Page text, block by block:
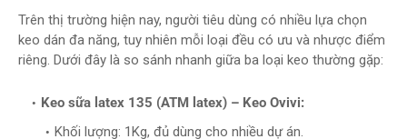
Trên thị trường hiện nay, người tiêu dùng có nhiều lựa chọn
keo dán đa năng, tuy nhiên mỗi loại đều có ưu và nhược điểm
riêng. Dưới đây là so sánh nhanh giữa ba loại keo thường gặp:
Keo sữa latex 135 (ATM latex) – Keo Ovivi:
Khối lượng: 1Kg, đủ dùng cho nhiều dự án.